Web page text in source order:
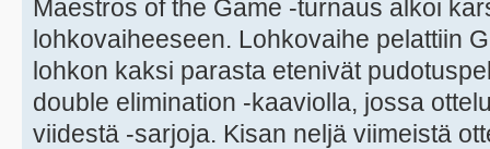
Maestros of the Game -turnaus alkoi
lohkovaiheeseen. Lohkovaihe pelattiin
lohkon kaksi parasta etenivät
double elimination -kaaviolla, jossa
viidestä -sarjoja. Kisan neljä viimeistä